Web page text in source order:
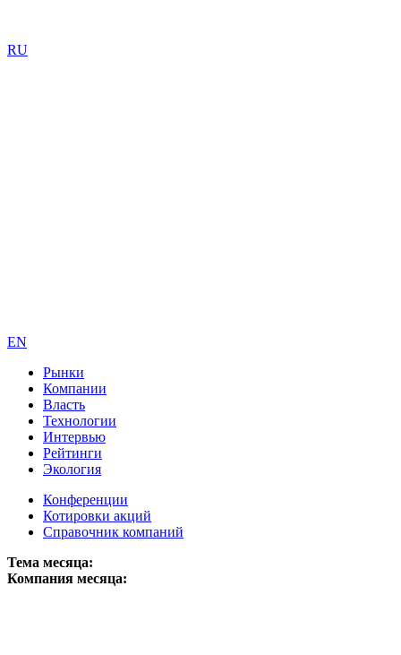
RU
EN
Рынки
Компании
Власть
Технологии
Интервью
Рейтинги
Экология
Конференции
Котировки акций
Справочник компаний
Тема месяца:
Компания месяца: